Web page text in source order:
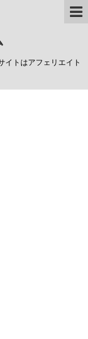
イトはアフェリエイト